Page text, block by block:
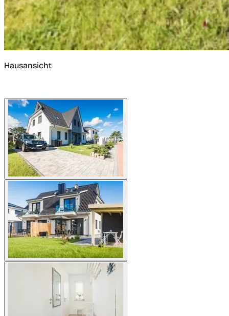
Hausansicht